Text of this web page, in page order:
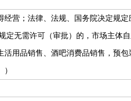
营；法律、法规、国务院决定规
无需许可（审批）的，市场主体
用品销售、酒吧消费品销售，预